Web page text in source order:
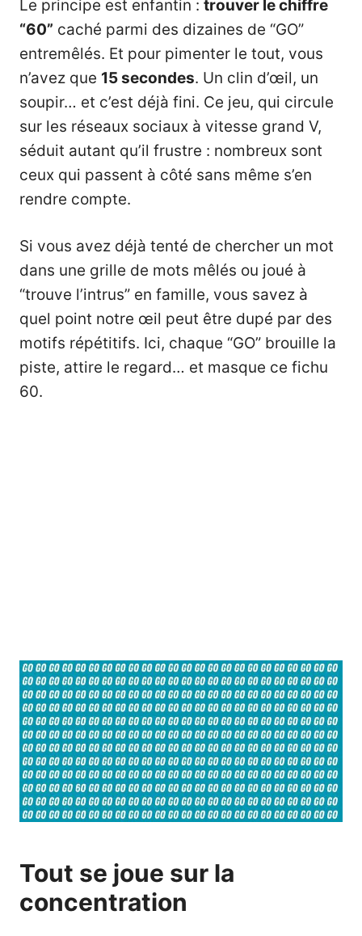
Le principe est enfantin : trouver le chiffre
“60” caché parmi des dizaines de “GO”
entremêlés. Et pour pimenter le tout, vous
n’avez que 15 secondes. Un clin d’œil, un
soupir… et c’est déjà fini. Ce jeu, qui circule
sur les réseaux sociaux à vitesse grand V,
séduit autant qu’il frustre : nombreux sont
ceux qui passent à côté sans même s’en
rendre compte.
Si vous avez déjà tenté de chercher un mot
dans une grille de mots mêlés ou joué à
“trouve l’intrus” en famille, vous savez à
quel point notre œil peut être dupé par des
motifs répétitifs. Ici, chaque “GO” brouille la
piste, attire le regard… et masque ce fichu
60.
Tout se joue sur la
concentration